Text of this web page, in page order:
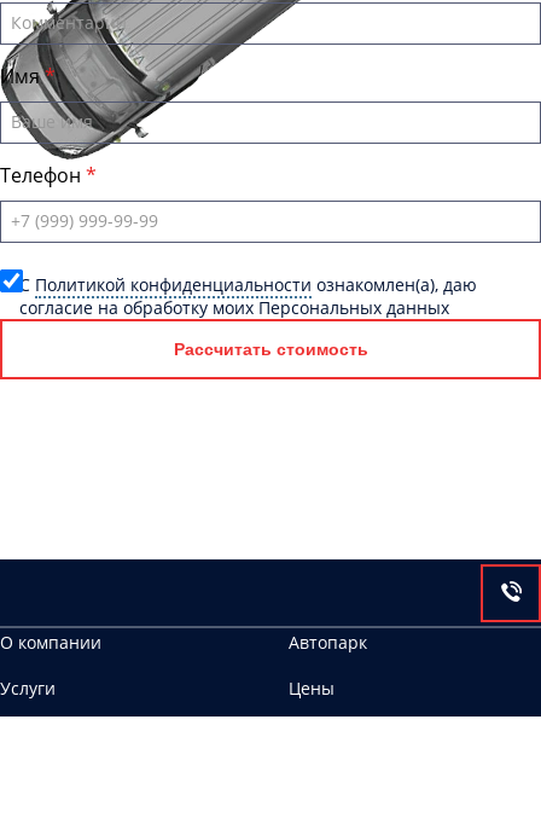
Имя
Телефон
C Политикой конфиденциальности ознакомлен(а), даю
согласие на обработку моих Персональных данных
Рассчитать стоимость
О компании
Автопарк
Услуги
Цены